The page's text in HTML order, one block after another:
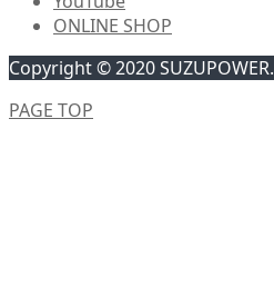
ONLINE SHOP
Copyright © 2020 SUZUPOWER.
PAGE TOP